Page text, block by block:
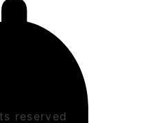
reserved